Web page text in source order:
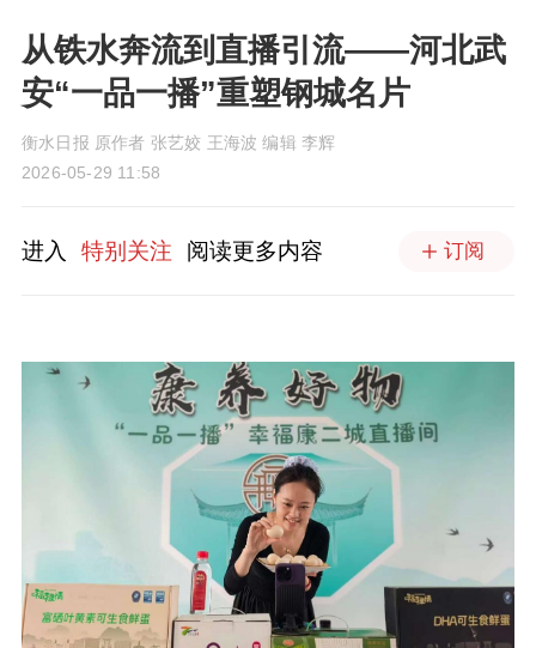
从铁水奔流到直播引流——河北武
安“一品一播”重塑钢城名片
衡水日报 原作者 张艺姣 王海波 编辑 李辉
2026-05-29 11:58
进入 特别关注 阅读更多内容 订阅